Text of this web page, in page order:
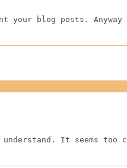
blog posts.
It seems